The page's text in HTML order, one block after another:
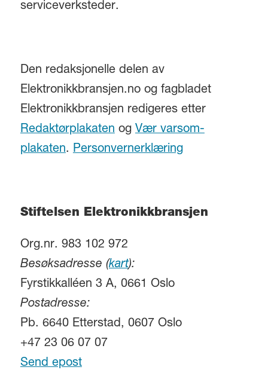
serviceverksteder.
Den redaksjonelle delen av
Elektronikkbransjen.no og fagbladet
Elektronikkbransjen redigeres etter
Redaktørplakaten og Vær varsom-
plakaten. Personvernerklæring
Stiftelsen Elektronikkbransjen
Org.nr. 983 102 972
Besøksadresse (kart):
Fyrstikkalléen 3 A, 0661 Oslo
Postadresse:
Pb. 6640 Etterstad, 0607 Oslo
+47 23 06 07 07
Send epost